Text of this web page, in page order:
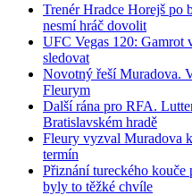
Trenér Hradce Horejš po
nesmí hráč dovolit
UFC Vegas 120: Gamrot
sledovat
Novotný řeší Muradova.
Fleurym
Další rána pro RFA.
Bratislavském hradě
Fleury vyzval Muradova
termín
Přiznání tureckého
byly to těžké chvíle